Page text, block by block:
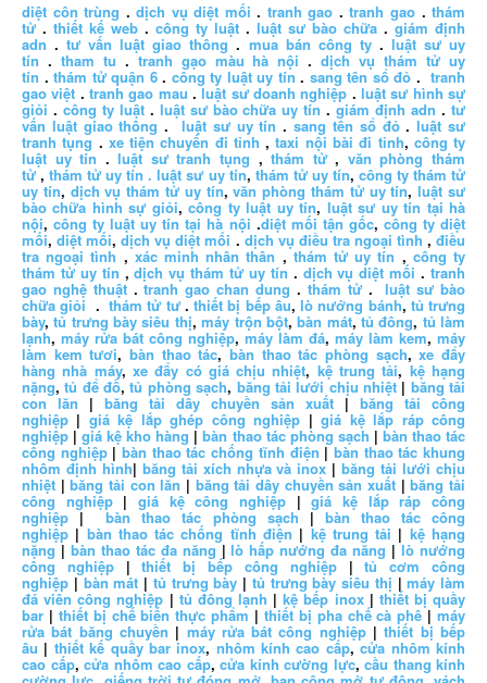
diệt côn trùng .dịch vụ diệt mối . tranh gao .tranh gao .thám
tử . thiết kế web . công ty luật . luật sư bào chữa . giám định
adn .tư vấn luật giao thông . mua bán công ty. luật sư uy
tín . tham tu . tranh gạo màu hà nội .dịch vụ thám tử uy
tín .thám tử quận 6. công ty luật uy tín . sang tên sổ đỏ .tranh
gao việt .tranh gao mau .luật sư doanh nghiệp .luật sư hình sự
giỏi . công ty luật. luật sư bào chữa uy tín .giám định adn .tư
vấn luật giao thông . luật sư uy tín .sang tên sổ đỏ.luật sư
tranh tụng . xe tiện chuyến đi tỉnh ,taxi nội bài đi tỉnh, công ty
luật uy tín .luật sư tranh tụng ,thám tử, văn phòng thám
tử ,thám tử uy tín . luật sư uy tín, thám tử uy tín, công ty thám tử
uy tín, dịch vụ thám tử uy tín,văn phòng thám tử uy tín,luật sư
bào chữa hình sự giỏi,công ty luật uy tín, luật sư uy tín tại hà
nội,công ty luật uy tín tại hà nội .diệt mối tận gốc, công ty diệt
mối,diệt mối,dịch vụ diệt mối . dịch vụ điều tra ngoại tình ,điều
tra ngoại tình , xác minh nhân thân , thám tử uy tín , công ty
thám tử uy tín ,dịch vụ thám tử uy tín . dịch vụ diệt mối .tranh
gao nghệ thuật.tranh gao chan dung . thám tử.luật sư bào
chữa giỏi .thám tử tư.thiết bị bếp âu,lò nướng bánh, tủ trưng
bày,tủ trưng bày siêu thị,máy trộn bột,bàn mát, tủ đông, tủ làm
lạnh, máy rửa bát công nghiệp, máy làm đá, máy làm kem, máy
làm kem tươi,bàn thao tác,bàn thao tác phòng sạch,xe đẩy
hàng nhà máy, xe đẩy có giá chịu nhiệt, kệ trung tải, kệ hạng
nặng,tủ để đồ,tủ phòng sạch, băng tải lưới chịu nhiệt| băng tải
con lăn | băng tải dây chuyền sản xuất | băng tải công
nghiệp | giá kệ lắp ghép công nghiệp |giá kệ lắp ráp công
nghiệp |giá kệ kho hàng |bàn thao tác phòng sạch | bàn thao tác
công nghiệp|bàn thao tác chống tĩnh điện | bàn thao tác khung
nhôm định hình| băng tải xích nhựa và inox |băng tải lưới chịu
nhiệt |băng tải con lăn | băng tải dây chuyền sản xuất |băng tải
công nghiệp|giá kệ công nghiệp |giá kệ lắp ráp công
nghiệp |bàn thao tác phòng sạch | bàn thao tác công
nghiệp | bàn thao tác chống tĩnh điện | kệ trung tải | kệ hạng
nặng | bàn thao tác đa năng |lò hấp nướng đa năng |lò nướng
công nghiệp|thiết bị bếp công nghiệp|tủ cơm công
nghiệp | bàn mát | tủ trưng bày | tủ trưng bày siêu thị |máy làm
đá viên công nghiệp | tủ đông lạnh |kệ bếp inox| thiết bị quầy
bar | thiết bị chế biến thực phẩm | thiết bị pha chế cà phê | máy
rửa bát băng chuyền | máy rửa bát công nghiệp|thiết bị bếp
âu | thiết kế quầy bar inox, nhôm kính cao cấp,cửa nhôm kính
cao cấp, cửa nhôm cao cấp, cửa kính cường lực, cầu thang kính